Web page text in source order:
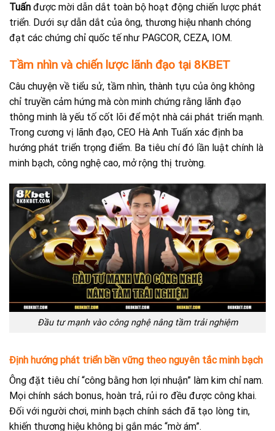
Tuấn được mời dẫn dắt toàn bộ hoạt động chiến lược phát
triển. Dưới sự dẫn dắt của ông, thương hiệu nhanh chóng
đạt các chứng chỉ quốc tế như PAGCOR, CEZA, IOM.
Tầm nhìn và chiến lược lãnh đạo tại 8KBET
Câu chuyện về tiểu sử, tầm nhìn, thành tựu của ông không
chỉ truyền cảm hứng mà còn minh chứng rằng lãnh đạo
thông minh là yếu tố cốt lõi để một nhà cái phát triển mạnh.
Trong cương vị lãnh đạo, CEO Hà Anh Tuấn xác định ba
hướng phát triển trọng điểm. Ba tiêu chí đó lần luật chính là
minh bạch, công nghệ cao, mở rộng thị trường.
Đầu tư mạnh vào công nghệ nâng tầm trải nghiệm
Định hướng phát triển bền vững theo nguyên tắc minh bạch
Ông đặt tiêu chí “công bằng hơn lợi nhuận” làm kim chỉ nam.
Mọi chính sách bonus, hoàn trả, rủi ro đều được công khai.
Đối với người chơi, minh bạch chính sách đã tạo lòng tin,
khiến thương hiệu không bị gắn mác “mờ ám”.